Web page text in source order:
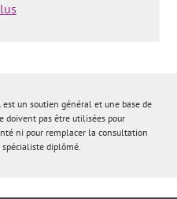
un soutien général et une base de
doivent pas être utilisées pour
ni pour remplacer la consultation
diplômé.